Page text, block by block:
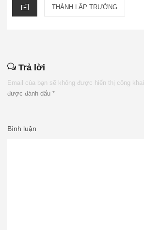
CATEGORIES
THÀNH LẬP TRƯỜNG
Trả lời
Email của bạn sẽ không được hiển thị công khai.
được đánh dấu *
Bình luận